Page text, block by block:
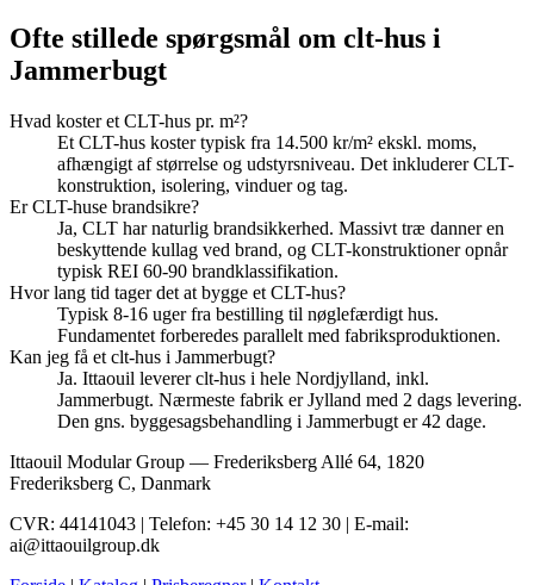
Ofte stillede spørgsmål om clt-hus i
Jammerbugt
Hvad koster et CLT-hus pr. m²?
Et CLT-hus koster typisk fra 14.500 kr/m² ekskl. moms,
afhængigt af størrelse og udstyrsniveau. Det inkluderer CLT-
konstruktion, isolering, vinduer og tag.
Er CLT-huse brandsikre?
Ja, CLT har naturlig brandsikkerhed. Massivt træ danner en
beskyttende kullag ved brand, og CLT-konstruktioner opnår
typisk REI 60-90 brandklassifikation.
Hvor lang tid tager det at bygge et CLT-hus?
Typisk 8-16 uger fra bestilling til nøglefærdigt hus.
Fundamentet forberedes parallelt med fabriksproduktionen.
Kan jeg få et clt-hus i Jammerbugt?
Ja. Ittaouil leverer clt-hus i hele Nordjylland, inkl.
Jammerbugt. Nærmeste fabrik er Jylland med 2 dags levering.
Den gns. byggesagsbehandling i Jammerbugt er 42 dage.
Ittaouil Modular Group — Frederiksberg Allé 64, 1820
Frederiksberg C, Danmark
CVR: 44141043 | Telefon: +45 30 14 12 30 | E-mail:
ai@ittaouilgroup.dk